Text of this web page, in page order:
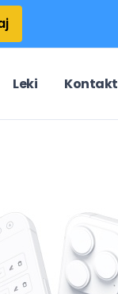
Leki Kontakt